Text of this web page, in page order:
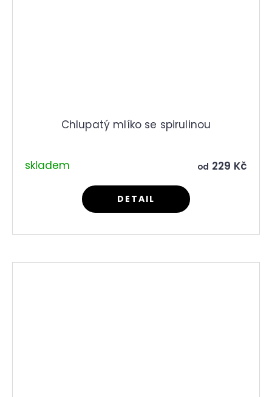
Chlupatý mlíko se spirulinou
skladem od 229 Kč
DETAIL